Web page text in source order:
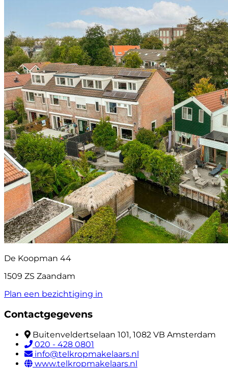
De Koopman 44
1509 ZS Zaandam
Plan een bezichtiging in
Contactgegevens
Buitenveldertselaan 101, 1082 VB Amsterdam
020 - 428 0801
info@telkropmakelaars.nl
www.telkropmakelaars.nl